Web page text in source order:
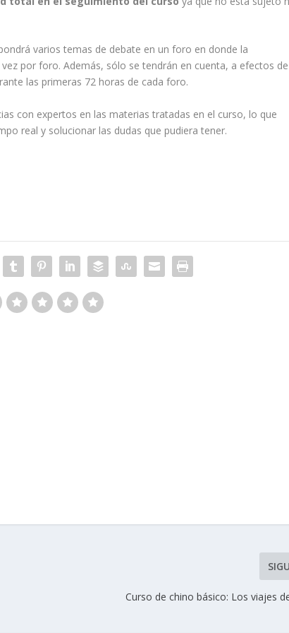
varios temas de debate en un foro en donde la
por foro. Además, sólo se tendrán en cuenta, a efectos de
las primeras 72 horas de cada foro.
con expertos en las materias tratadas en el curso, lo que
real y solucionar las dudas que pudiera tener.
Curso de chino básico: Los viajes